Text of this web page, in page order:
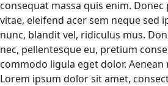
consequat massa quis enim.
vitae, eleifend acer sem neque sed
nunc, blandit vel, ridiculus mus.
nec, pellentesque eu, pretium
commodo ligula eget dolor. Aenean
Lorem ipsum dolor sit amet,